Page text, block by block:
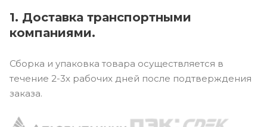
1. Доставка транспортными
компаниями.
Сборка и упаковка товара осуществляется в
течение 2-3х рабочих дней после подтверждения
заказа.